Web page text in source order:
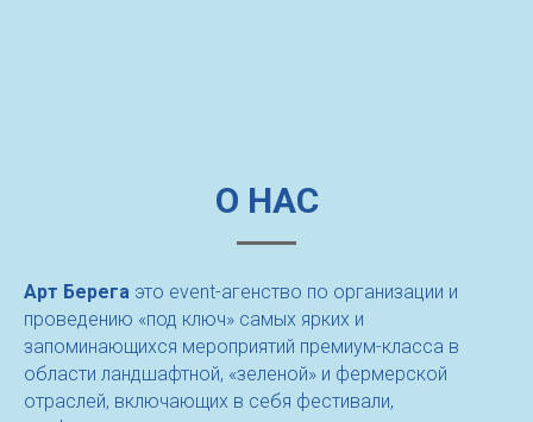
О НАС
Арт Берега это event-агенство по организации и
проведению «под ключ» самых ярких и
запоминающихся мероприятий премиум-класса в
области ландшафтной, «зеленой» и фермерской
отраслей, включающих в себя фестивали,